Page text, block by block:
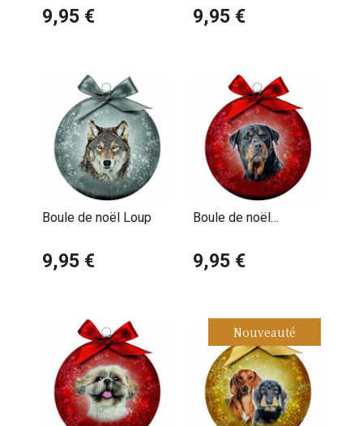
Chocolat
9,95 € 9,95 €
Boule de noël Loup
9,95 €
Boule de noël
9,95 €
Nouveauté